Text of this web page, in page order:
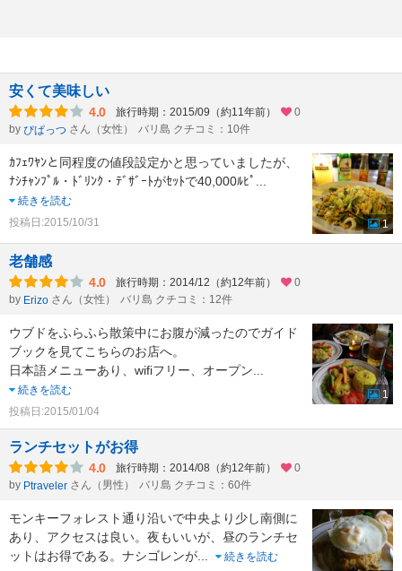
安くて美味しい
4.0 旅行時期：2015/09（約11年前）
0
by ぴぱっつ さん（女性） バリ島 クチコミ：10件
ｶﾌｪﾜﾔﾝと同程度の値段設定かと思っていましたが、
ﾅｼﾁｬﾝﾌﾟﾙ・ﾄﾞﾘﾝｸ・ﾃﾞｻﾞｰﾄがｾｯﾄで40,000ﾙﾋﾟ ...
続きを読む
投稿日:2015/10/31
1
老舗感
4.0 旅行時期：2014/12（約12年前）
0
by Erizo さん（女性） バリ島 クチコミ：12件
ウブドをふらふら散策中にお腹が減ったのでガイド
ブックを見てこちらのお店へ。
日本語メニューあり、wifiフリー、オープン...
続きを読む
投稿日:2015/01/04
1
ランチセットがお得
4.0 旅行時期：2014/08（約12年前）
0
by Ptraveler さん（男性） バリ島 クチコミ：60件
モンキーフォレスト通り沿いで中央より少し南側に
あり、アクセスは良い。夜もいいが、昼のランチセ
ットはお得である。ナシゴレンが...
続きを読む